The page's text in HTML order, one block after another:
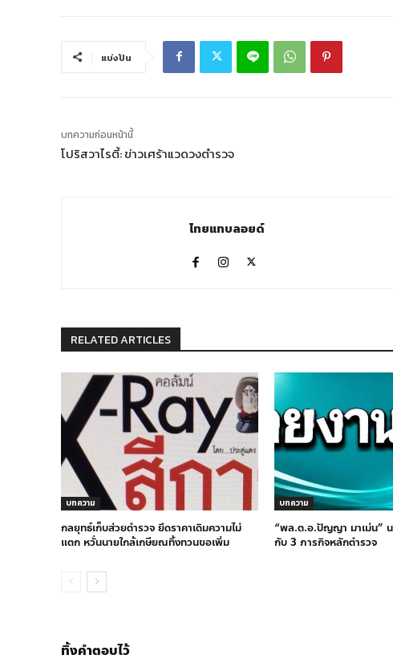
แบ่งปัน
บทความก่อนหน้านี้
โปริสวาไรตี้: ข่าวเศร้าแวดวงตำรวจ
ไทยแทบลอยด์
RELATED ARTICLES
บทความ
กลยุทธ์เก็บส่วยตำรวจ ยึดราคาเดิมความไม่
แตก หวั่นนายใกล้เกษียณทิ้งทวนขอเพิ่ม
บทความ
“พล.ต.อ.ปัญญา มาเม่น”
กับ 3 ภารกิจหลักตำรวจ
ทิ้งคำตอบไว้